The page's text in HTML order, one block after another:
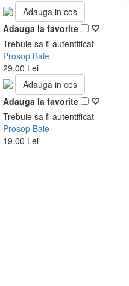
Adauga in cos
Adauga la favorite
Trebuie sa fi autentificat
Prosop Baie
29.00 Lei
Adauga in cos
Adauga la favorite
Trebuie sa fi autentificat
Prosop Baie
19.00 Lei